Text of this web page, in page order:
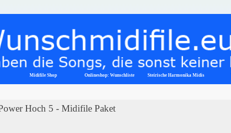
Menü überspringen
Midifile Shop ▼
Onlineshop: Wunschliste Steirische Harmonika Midis
Hoch 5 - Midifile Paket